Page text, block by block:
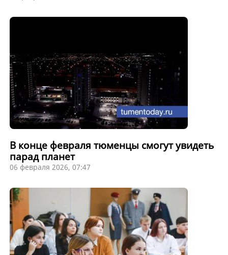
В конце февраля тюменцы смогут увидеть
парад планет
06 февраля 2026, 07:47